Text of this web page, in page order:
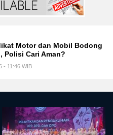
Motor dan Mobil Bodong
Polisi Cari Aman?
- 11:46 WIB